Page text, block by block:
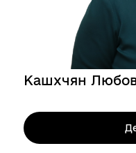
Кашхчян